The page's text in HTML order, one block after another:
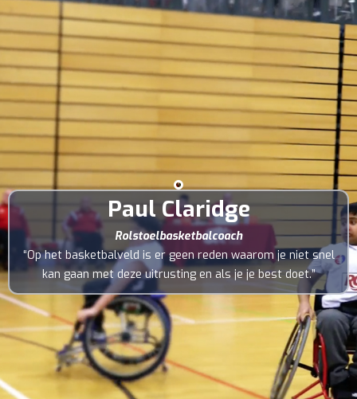
Paul Claridge
Rolstoelbasketbalcoach
“Op het basketbalveld is er geen reden waarom je niet snel
kan gaan met deze uitrusting en als je je best doet.”